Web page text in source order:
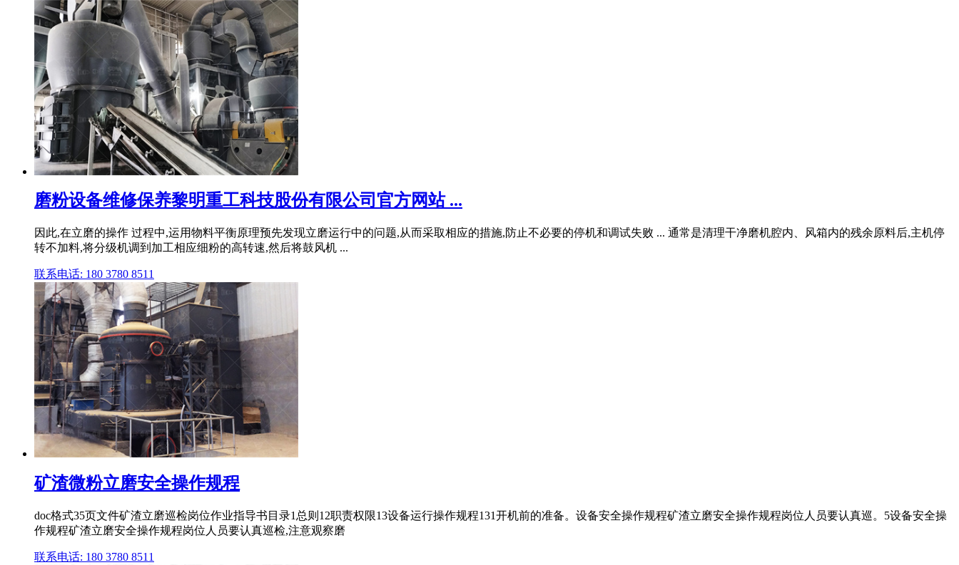
磨粉设备维修保养黎明重工科技股份有限公司官方网站 ...
因此,在立磨的操作 过程中,运用物料平衡原理预先发现立磨运行中的问题,从而采取相应的措施,防止不必要的停机和调试失败 ... 通常是清理干净磨机腔内、风箱内的残余原料后,主机停
转不加料,将分级机调到加工相应细粉的高转速,然后将鼓风机 ...
联系电话: 180 3780 8511
矿渣微粉立磨安全操作规程
doc格式35页文件矿渣立磨巡检岗位作业指导书目录1总则12职责权限13设备运行操作规程131开机前的准备。设备安全操作规程矿渣立磨安全操作规程岗位人员要认真巡。5设备安全操
作规程矿渣立磨安全操作规程岗位人员要认真巡检,注意观察磨
联系电话: 180 3780 8511